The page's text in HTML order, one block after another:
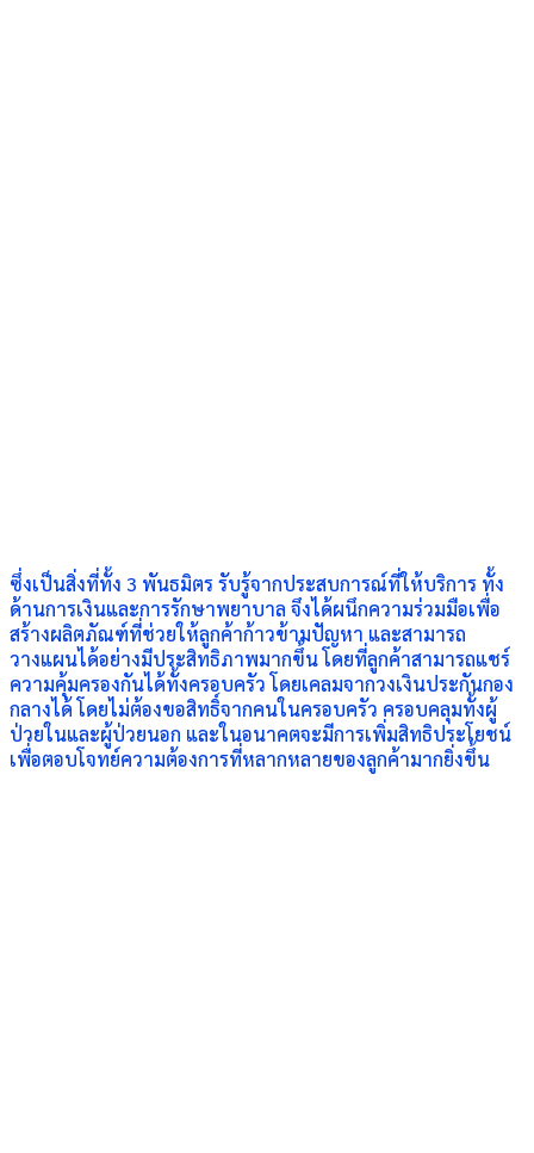
ซึ่งเป็นสิ่งที่ทั้ง 3 พันธมิตร รับรู้จากประสบการณ์ที่ให้บริการ ทั้ง
ด้านการเงินและการรักษาพยาบาล จึงได้ผนึกความร่วมมือเพื่อ
สร้างผลิตภัณฑ์ที่ช่วยให้ลูกค้าก้าวข้ามปัญหา และสามารถ
วางแผนได้อย่างมีประสิทธิภาพมากขึ้น โดยที่ลูกค้าสามารถแชร์
ความคุ้มครองกันได้ทั้งครอบครัว โดยเคลมจากวงเงินประกันกอง
กลางได้ โดยไม่ต้องขอสิทธิ์จากคนในครอบครัว ครอบคลุมทั้งผู้
ป่วยในและผู้ป่วยนอก และในอนาคตจะมีการเพิ่มสิทธิประโยชน์
เพื่อตอบโจทย์ความต้องการที่หลากหลายของลูกค้ามากยิ่งขึ้น